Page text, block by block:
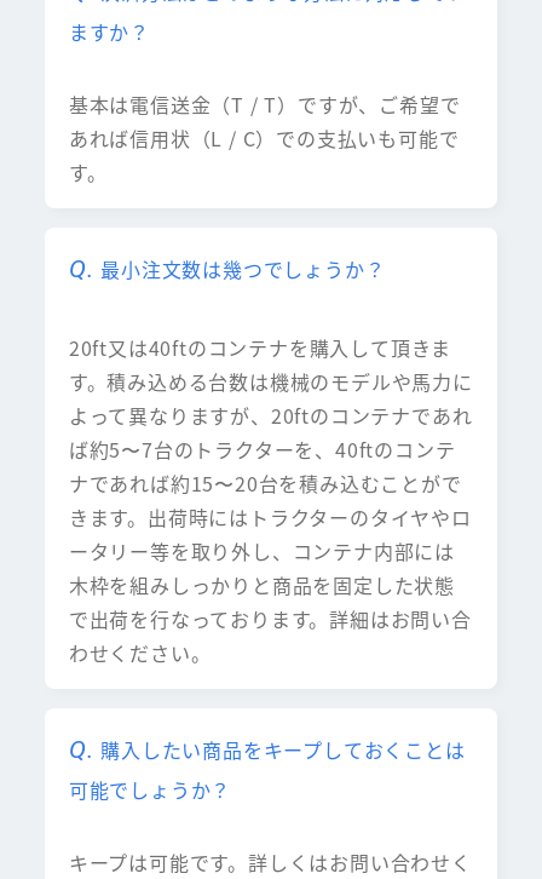
ますか？
基本は電信送金（T / T）ですが、ご希望で
あれば信用状（L / C）での支払いも可能で
す。
最小注文数は幾つでしょうか？
20ft又は40ftのコンテナを購入して頂きま
す。積み込める台数は機械のモデルや馬力に
よって異なりますが、20ftのコンテナであれ
ば約5〜7台のトラクターを、40ftのコンテ
ナであれば約15〜20台を積み込むことがで
きます。出荷時にはトラクターのタイヤやロ
ータリー等を取り外し、コンテナ内部には
木枠を組みしっかりと商品を固定した状態
で出荷を行なっております。詳細はお問い合
わせください。
購入したい商品をキープしておくことは
可能でしょうか？
キープは可能です。詳しくはお問い合わせく